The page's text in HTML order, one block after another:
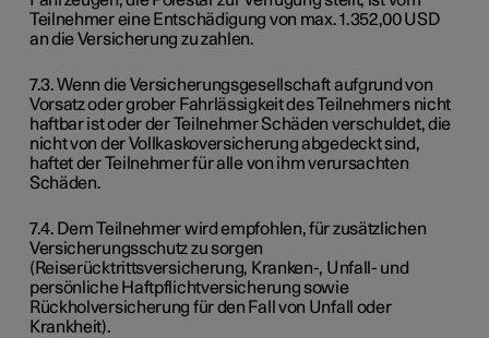
Teilnehmer eine Entschädigung von max. 1.352,00 USD
an die Versicherung zu zahlen.
7.3. Wenn die Versicherungsgesellschaft aufgrund von
Vorsatz oder grober Fahrlässigkeit des Teilnehmers nicht
haftbar ist oder der Teilnehmer Schäden verschuldet, die
nicht von der Vollkaskoversicherung abgedeckt sind,
haftet der Teilnehmer für alle von ihm verursachten
Schäden.
7.4. Dem Teilnehmer wird empfohlen, für zusätzlichen
Versicherungsschutz zu sorgen
(Reiserücktrittsversicherung, Kranken-, Unfall- und
persönliche Haftpflichtversicherung sowie
Rückholversicherung für den Fall von Unfall oder
Krankheit).